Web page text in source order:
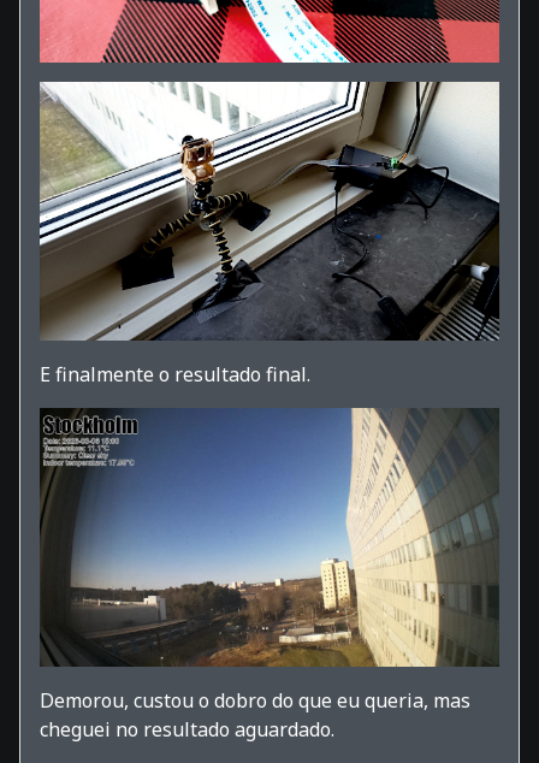
E finalmente o resultado final.
Demorou, custou o dobro do que eu queria, mas
cheguei no resultado aguardado.